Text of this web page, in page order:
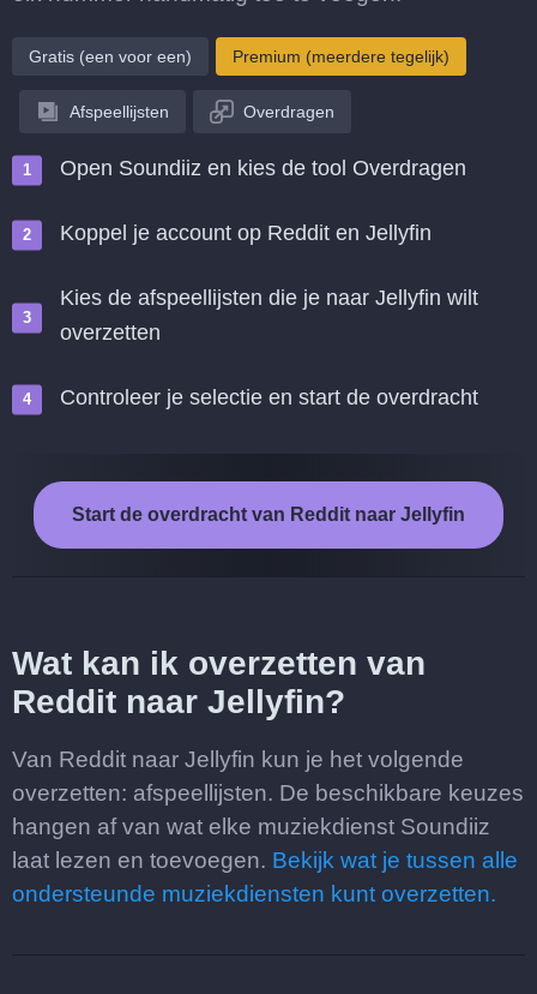
Gratis (een voor een) Premium (meerdere tegelijk)
Afspeellijsten Overdragen
Open Soundiiz en kies de tool Overdragen
Koppel je account op Reddit en Jellyfin
Kies de afspeellijsten die je naar Jellyfin wilt
overzetten
Controleer je selectie en start de overdracht
Start de overdracht van Reddit naar Jellyfin
Wat kan ik overzetten van
Reddit naar Jellyfin?
Van Reddit naar Jellyfin kun je het volgende
overzetten: afspeellijsten. De beschikbare keuzes
hangen af van wat elke muziekdienst Soundiiz
laat lezen en toevoegen. Bekijk wat je tussen alle
ondersteunde muziekdiensten kunt overzetten.